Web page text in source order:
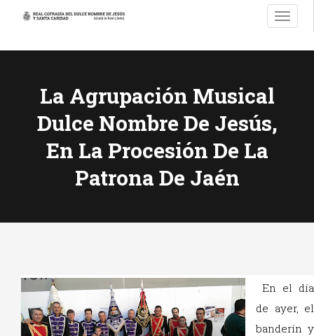
T
g
La Agrupación Musical
Dulce Nombre De Jesús,
En La Procesión De La
Patrona De Jaén
En el día
de ayer, el
banderín y